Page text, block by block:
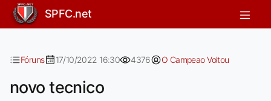
novo tecnico
SPFC.net
Fóruns 17/10/2022 16:30 4376 O Campeao Voltou
novo tecnico